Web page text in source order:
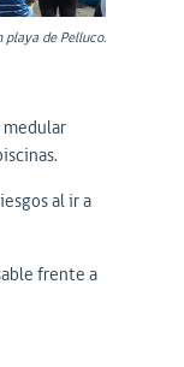
de Pelluco.
medular
al ir a
frente a